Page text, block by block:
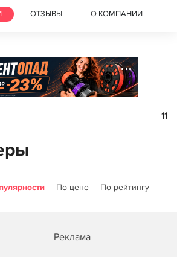
ОТЗЫВЫ О КОМПАНИИ
11
По цене По рейтингу
Реклама